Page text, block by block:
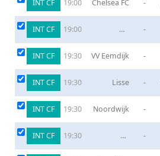
INT CF 19:00 Chelsea FC -
INT CF 19:00
Nữ
-
INT CF 19:30 VV Eemdijk -
INT CF 19:30 Lisse -
INT CF 19:30 Noordwijk -
INT CF 19:30
SC
-